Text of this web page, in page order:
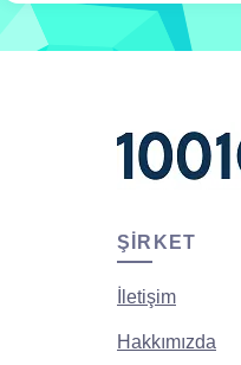
ŞIRKET
İletişim
Hakkımızda